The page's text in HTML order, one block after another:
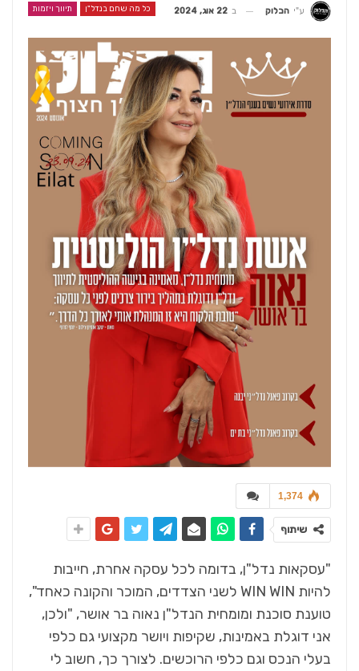
כל מה שחם בנדל"ן תיווך ויזמות ע"י הבלוק ב 22 אוג, 2024
1,374
שיתוף
"עסקאות נדל"ן, בדומה לכל עסקה אחרת, חייבות
להיות WIN WIN לשני הצדדים, המוכר והקונה כאחד",
טוענת סוכנת ומומחית הנדל"ן נאוה בר אושר, "ולכן,
אני דוגלת באמינות, שקיפות ויושר מקצועי גם כלפי
בעלי הנכס וגם כלפי הרוכשים. לצורך כך, חשוב לי